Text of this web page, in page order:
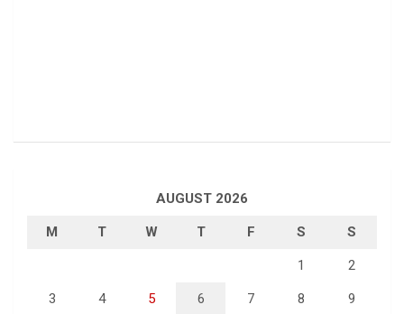
AUGUST 2026
M T W T F S S
1 2
3 4 5 6 7 8 9